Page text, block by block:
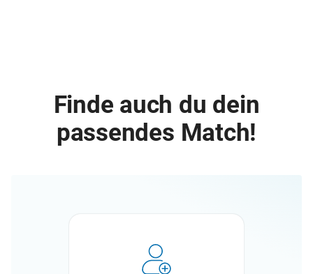
Finde auch du dein
passendes Match!